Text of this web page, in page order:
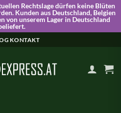
Rechtslage dürfen keine Blüten
Kunden aus Deutschland, Belgien
von unserem Lager in Deutschland
KONTAKT